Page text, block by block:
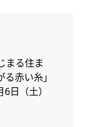
まる住ま
赤い糸」
日（土）